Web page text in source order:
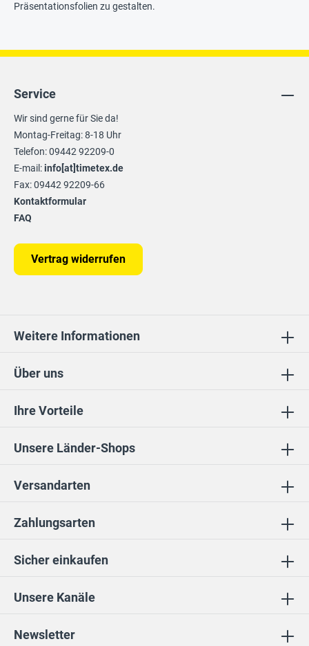
Präsentationsfolien zu gestalten.
Unsere Kanäle
Ihre Vorteile
Unsere Länder-Shops
Sicher einkaufen
Über uns
Newsletter
Service
Wir sind gerne für Sie da!
Montag-Freitag: 8-18 Uhr
Telefon: 09442 92209-0
E-mail:info[at]timetex.de
Fax: 09442 92209-66
Kontaktformular
FAQ
Vertrag widerrufen
Weitere Informationen
Zahlungsarten
Versandarten